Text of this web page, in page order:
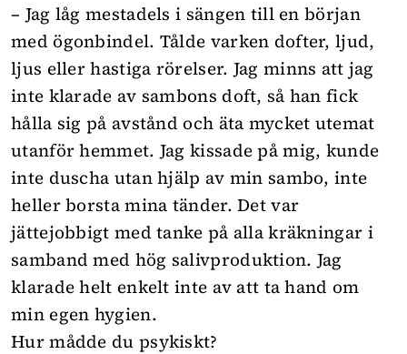
– Jag låg mestadels i sängen till en början
med ögonbindel. Tålde varken dofter, ljud,
ljus eller hastiga rörelser. Jag minns att jag
inte klarade av sambons doft, så han fick
hålla sig på avstånd och äta mycket utemat
utanför hemmet. Jag kissade på mig, kunde
inte duscha utan hjälp av min sambo, inte
heller borsta mina tänder. Det var
jättejobbigt med tanke på alla kräkningar i
samband med hög salivproduktion. Jag
klarade helt enkelt inte av att ta hand om
min egen hygien.
Hur mådde du psykiskt?